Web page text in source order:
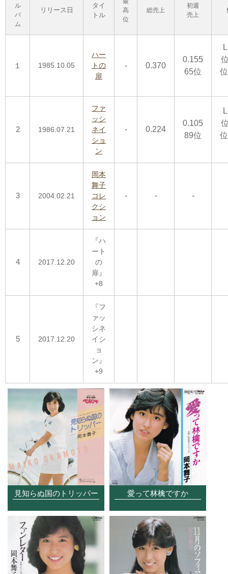
ル
バ
ム
リリース日
タイ
トル
高
位
総売上
初週
売上
１ 1985.10.05
ハー
トの
扉
- 0.370
0.155
65位
2 1986.07.21
ファ
ッシ
ネイ
ショ
ン
- 0.224
0.105
89位
3 2004.02.21
岡本
舞子
コレ
クシ
ョン
- - -
4 2017.12.20
『ハ
ート
の
扉』
+8
5 2017.12.20
『フ
ァッ
シネ
イシ
ョ
ン』
+9
見知らぬ国のトリッパー 愛って林檎ですか